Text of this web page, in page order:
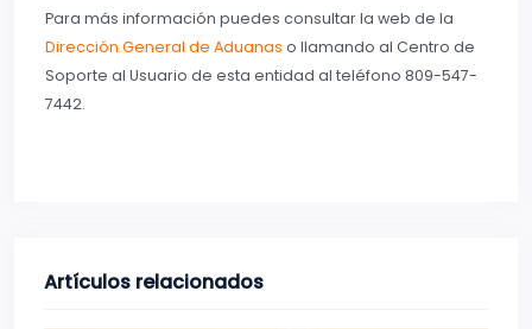
Para más información puedes consultar la web de la
Dirección General de Aduanas o llamando al Centro de
Soporte al Usuario de esta entidad al teléfono 809-547-
7442.
Artículos relacionados